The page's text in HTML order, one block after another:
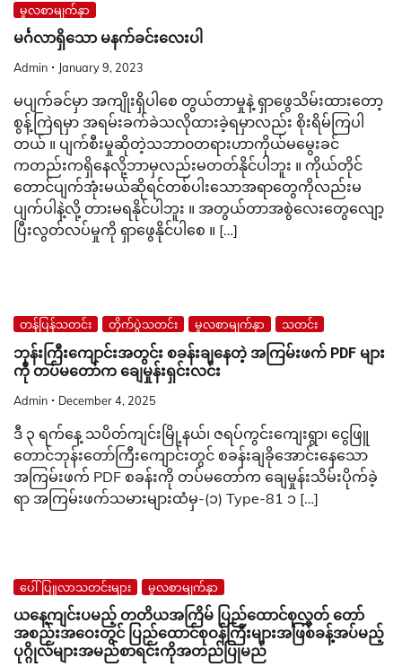
မူလစာမျက်နှာ
မင်္ဂလာရှိသော မနက်ခင်းလေးပါ
Admin January 9, 2023
မပျက်ခင်မှာ အကျိုးရှိပါစေ တွယ်တာမှုနဲ့ ရှာဖွေသိမ်းထားတော့
စွန့်ကြဲရမှာ အရမ်းခက်ခဲသလိုထားခဲ့ရမှာလည်း စိုးရိမ်ကြပါ
တယ် ။ ပျက်စီးမှုဆိုတဲ့သဘာ၀တရားဟာကိုယ်မမွေးခင်
ကတည်းကရှိနေလို့ဘာမှလည်းမတတ်နိုင်ပါဘူး ။ ကိုယ်တိုင်
တောင်ပျက်အုံးမယ်ဆိုရင်တစ်ပါးသောအရာတွေကိုလည်းမ
ပျက်ပါနဲ့လို့ တားမရနိုင်ပါဘူး ။ အတွယ်တာအစွဲလေးတွေလျော့
ပြီးလွတ်လပ်မှုကို ရှာဖွေနိုင်ပါစေ ။ […]
တန်ပြန်သတင်း တိုက်ပွဲသတင်း မူလစာမျက်နှာ သတင်း
ဘုန်းကြီးကျောင်းအတွင်း စခန်းချနေတဲ့ အကြမ်းဖက် PDF များ
ကို တပ်မတော်က ချေမှုန်းရှင်းလင်း
Admin December 4, 2025
ဒီ ၃ ရက်နေ့ သပိတ်ကျင်းမြို့နယ်၊ ဇရပ်ကွင်းကျေးရွာ၊ ငွေဖြူ
တောင်ဘုန်းတော်ကြီးကျောင်းတွင် စခန်းချခိုအောင်းနေသော
အကြမ်းဖက် PDF စခန်းကို တပ်မတော်က ချေမှုန်းသိမ်းပိုက်ခဲ့
ရာ အကြမ်းဖက်သမားများထံမှ-(၁) Type-81 ၁ […]
ပေါ်ပြူလာသတင်းများ မူလစာမျက်နှာ
ယနေ့ကျင်းပမည့် တတိယအကြိမ် ပြည်ထောင်စုလွှတ် တော်
အစည်းအဝေးတွင် ပြည်ထောင်စုဝန်ကြီးများအဖြစ်ခန့်အပ်မည့်
ပုဂ္ဂိုလ်များအမည်စာရင်းကိုအတည်ပြုမည်